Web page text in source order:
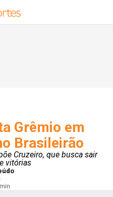
Grêmio em
Brasileirão
Cruzeiro, que busca sair
vitórias